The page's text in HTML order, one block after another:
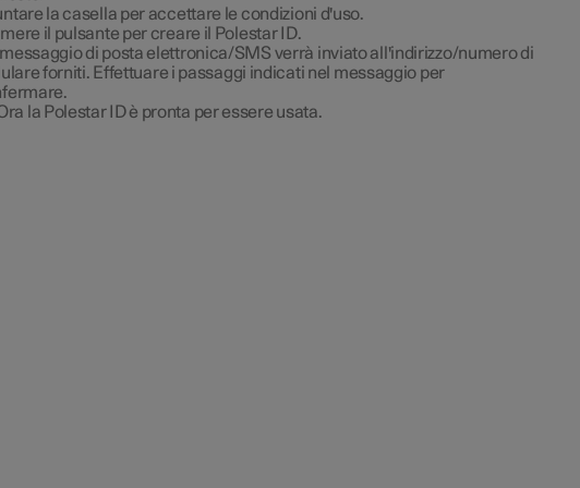
la casella per accettare le condizioni d'uso.
il pulsante per creare il Polestar ID.
di posta elettronica/SMS verrà inviato all'indirizzo/numero di
forniti. Effettuare i passaggi indicati nel messaggio per
la Polestar ID è pronta per essere usata.